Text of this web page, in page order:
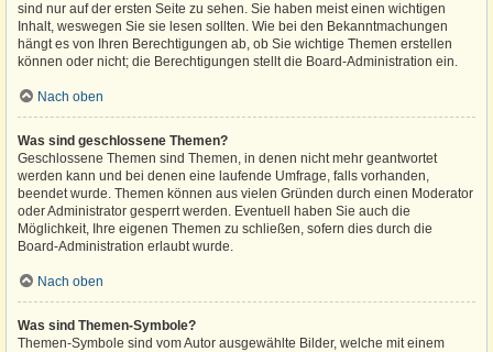
sind nur auf der ersten Seite zu sehen. Sie haben meist einen wichtigen
Inhalt, weswegen Sie sie lesen sollten. Wie bei den Bekanntmachungen
hängt es von Ihren Berechtigungen ab, ob Sie wichtige Themen erstellen
können oder nicht; die Berechtigungen stellt die Board-Administration ein.
Nach oben
Was sind geschlossene Themen?
Geschlossene Themen sind Themen, in denen nicht mehr geantwortet
werden kann und bei denen eine laufende Umfrage, falls vorhanden,
beendet wurde. Themen können aus vielen Gründen durch einen Moderator
oder Administrator gesperrt werden. Eventuell haben Sie auch die
Möglichkeit, Ihre eigenen Themen zu schließen, sofern dies durch die
Board-Administration erlaubt wurde.
Nach oben
Was sind Themen-Symbole?
Themen-Symbole sind vom Autor ausgewählte Bilder, welche mit einem